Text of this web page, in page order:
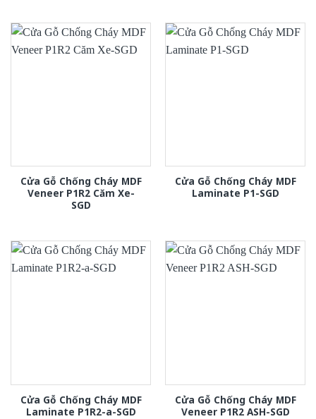
Cửa Gỗ Chống Cháy MDF
Veneer P1R2 Căm Xe-
SGD
Cửa Gỗ Chống Cháy MDF
Laminate P1-SGD
Cửa Gỗ Chống Cháy MDF
Laminate P1R2-a-SGD
Cửa Gỗ Chống Cháy MDF
Veneer P1R2 ASH-SGD